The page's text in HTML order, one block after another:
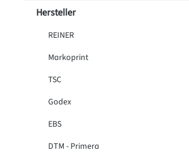
Hersteller
REINER
Markoprint
TSC
Godex
EBS
DTM - Primera